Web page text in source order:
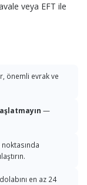
veya EFT ile
önemli evrak ve
—
noktasında
en az 24